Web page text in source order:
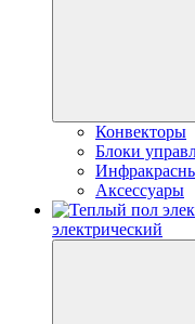
Конвекторы
Блоки
Аксессуары
электрический